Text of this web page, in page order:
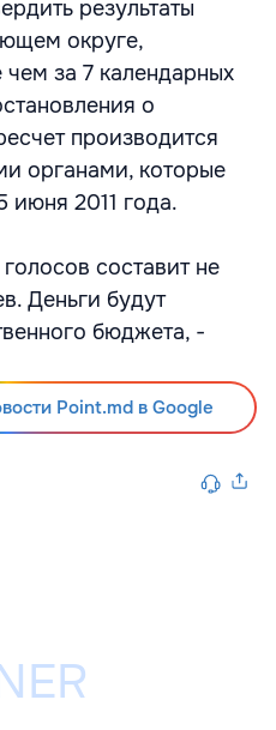
результаты
округе,
за 7 календарных
о
производится
органами, которые
июня 2011 года.
составит не
Деньги будут
бюджета, -
Point.md в Google